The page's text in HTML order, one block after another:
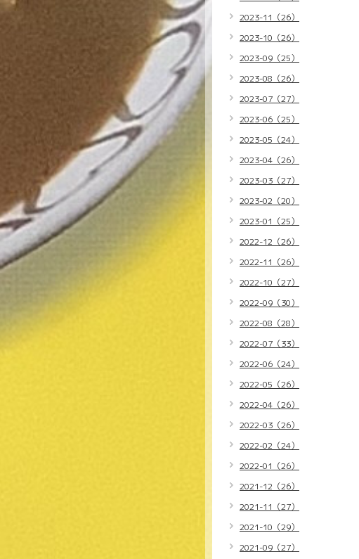
2023-11（26）
2023-10（26）
2023-09（25）
2023-08（26）
2023-07（27）
2023-06（25）
2023-05（24）
2023-04（26）
2023-03（27）
2023-02（20）
2023-01（25）
2022-12（26）
2022-11（26）
2022-10（27）
2022-09（30）
2022-08（28）
2022-07（33）
2022-06（24）
2022-05（26）
2022-04（26）
2022-03（26）
2022-02（24）
2022-01（26）
2021-12（26）
2021-11（27）
2021-10（29）
2021-09（27）